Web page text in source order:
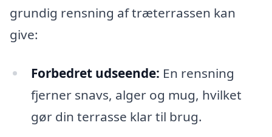
grundig rensning af træterrassen kan
give:
Forbedret udseende: En rensning
fjerner snavs, alger og mug, hvilket
gør din terrasse klar til brug.